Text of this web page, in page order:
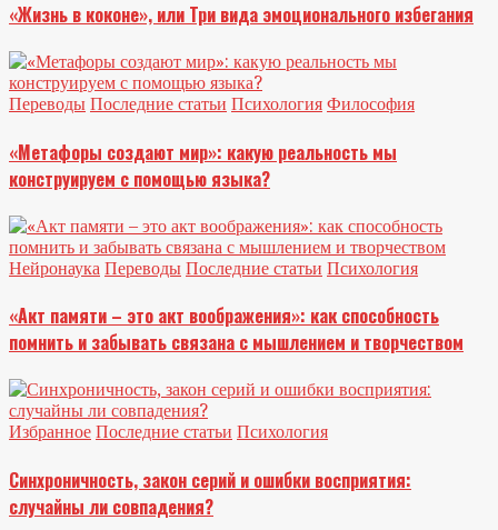
«Жизнь в коконе», или Три вида эмоционального избегания
Переводы Последние статьи Психология Философия
«Метафоры создают мир»: какую реальность мы
конструируем с помощью языка?
Нейронаука Переводы Последние статьи Психология
«Акт памяти – это акт воображения»: как способность
помнить и забывать связана с мышлением и творчеством
Избранное Последние статьи Психология
Синхроничность, закон серий и ошибки восприятия:
случайны ли совпадения?